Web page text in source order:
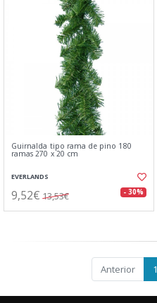
Guirnalda tipo rama de pino 180
ramas 270 x 20 cm
EVERLANDS
9,52€ 13,53€ - 30%
Anterior 1